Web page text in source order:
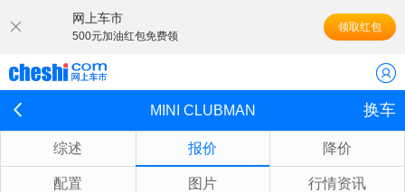
网上车市
500元加油红包免费领
领取红包
MINI CLUBMAN 换车
综述 报价 降价
配置 图片 行情资讯